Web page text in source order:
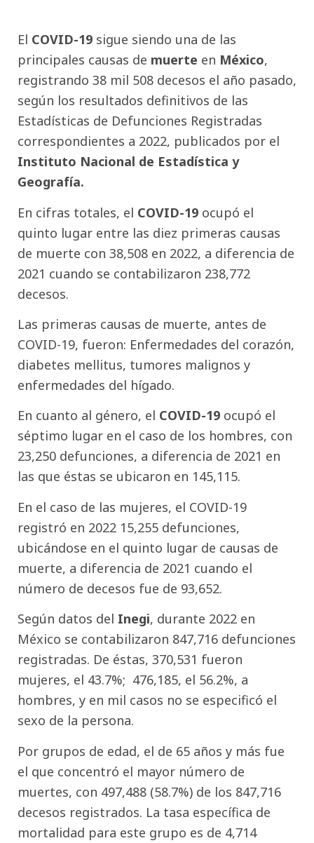
El COVID-19 sigue siendo una de las
principales causas de muerte en México,
registrando 38 mil 508 decesos el año pasado,
según los resultados definitivos de las
Estadísticas de Defunciones Registradas
correspondientes a 2022, publicados por el
Instituto Nacional de Estadística y
Geografía.
En cifras totales, el COVID-19 ocupó el
quinto lugar entre las diez primeras causas
de muerte con 38,508 en 2022, a diferencia de
2021 cuando se contabilizaron 238,772
decesos.
Las primeras causas de muerte, antes de
COVID-19, fueron: Enfermedades del corazón,
diabetes mellitus, tumores malignos y
enfermedades del hígado.
En cuanto al género, el COVID-19 ocupó el
séptimo lugar en el caso de los hombres, con
23,250 defunciones, a diferencia de 2021 en
las que éstas se ubicaron en 145,115.
En el caso de las mujeres, el COVID-19
registró en 2022 15,255 defunciones,
ubicándose en el quinto lugar de causas de
muerte, a diferencia de 2021 cuando el
número de decesos fue de 93,652.
Según datos del Inegi, durante 2022 en
México se contabilizaron 847,716 defunciones
registradas. De éstas, 370,531 fueron
mujeres, el 43.7%; 476,185, el 56.2%, a
hombres, y en mil casos no se especificó el
sexo de la persona.
Por grupos de edad, el de 65 años y más fue
el que concentró el mayor número de
muertes, con 497,488 (58.7%) de los 847,716
decesos registrados. La tasa específica de
mortalidad para este grupo es de 4,714